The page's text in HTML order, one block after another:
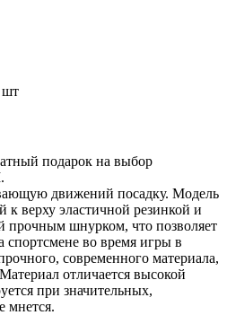
шт
подарок на выбор
движений посадку. Модель
верху эластичной резинкой и
прочным шнурком, что позволяет
спортсмене во время игры в
современного материала,
отличается высокой
при значительных,
мнется.